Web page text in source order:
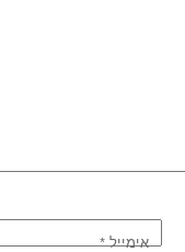
אימייל*